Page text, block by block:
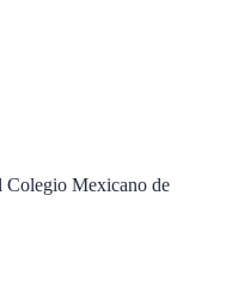
Colegio Mexicano de